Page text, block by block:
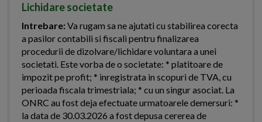
Lichidare societate
Intrebare:Va rugam sa ne ajutati cu stabilirea corecta
a pasilor contabili si fiscali pentru finalizarea
procedurii de dizolvare/lichidare voluntara a unei
societati. Este vorba de o societate: * platitoare de
impozit pe profit; * inregistrata in scopuri de TVA, cu
perioada fiscala trimestriala; * cu un singur asociat. La
ONRC au fost deja efectuate urmatoarele demersuri: *
la data de 30.03.2026 a fost depusa cererea de